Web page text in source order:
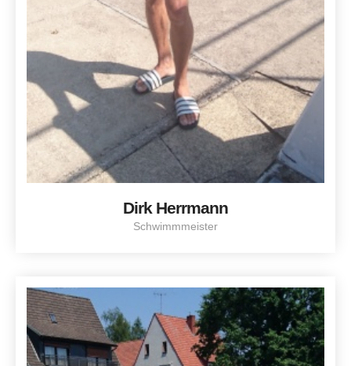
Dirk Herrmann
Schwimmmeister